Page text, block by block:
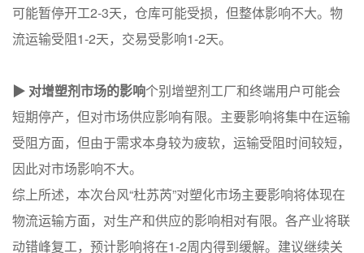
可能暂停开工2-3天，仓库可能受损，但整体影响不大。物
流运输受阻1-2天，交易受影响1-2天。
▶ 对增塑剂市场的影响个别增塑剂工厂和终端用户可能会
短期停产，但对市场供应影响有限。主要影响将集中在运输
受阻方面，但由于需求本身较为疲软，运输受阻时间较短，
因此对市场影响不大。
综上所述，本次台风“杜苏芮”对塑化市场主要影响将体现在
物流运输方面，对生产和供应的影响相对有限。各产业将联
动错峰复工，预计影响将在1-2周内得到缓解。建议继续关